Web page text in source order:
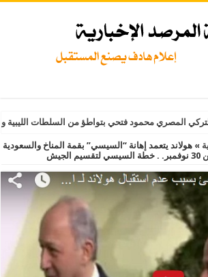
المصري محمود فتحي بتواطؤ من السلطات
» هولاند يتعمد إهانة “السيسي” بقمة المناخ والسعودية